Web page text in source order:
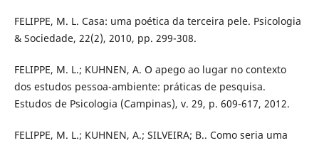
FELIPPE, M. L. Casa: uma poética da terceira pele. Psicologia
& Sociedade, 22(2), 2010, pp. 299-308.
FELIPPE, M. L.; KUHNEN, A. O apego ao lugar no contexto
dos estudos pessoa-ambiente: práticas de pesquisa.
Estudos de Psicologia (Campinas), v. 29, p. 609-617, 2012.
FELIPPE, M. L.; KUHNEN, A.; SILVEIRA; B.. Como seria uma